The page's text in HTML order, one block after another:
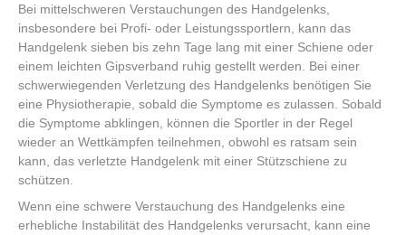
Bei mittelschweren Verstauchungen des Handgelenks,
insbesondere bei Profi- oder Leistungssportlern, kann das
Handgelenk sieben bis zehn Tage lang mit einer Schiene oder
einem leichten Gipsverband ruhig gestellt werden. Bei einer
schwerwiegenden Verletzung des Handgelenks benötigen Sie
eine Physiotherapie, sobald die Symptome es zulassen. Sobald
die Symptome abklingen, können die Sportler in der Regel
wieder an Wettkämpfen teilnehmen, obwohl es ratsam sein
kann, das verletzte Handgelenk mit einer Stützschiene zu
schützen.
Wenn eine schwere Verstauchung des Handgelenks eine
erhebliche Instabilität des Handgelenks verursacht, kann eine